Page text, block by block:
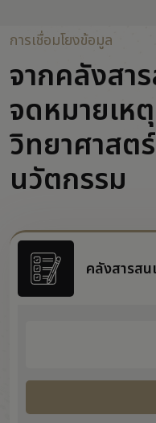
การเชื่อมโยงข้อมูล
จากคลังสา
จดหมายเห
วิทยาศาสต
นวัตกรรม
คลังสารสน